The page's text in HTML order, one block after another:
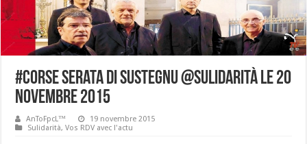
#Corse Serata di sustegnu @Sulidarità le 20
novembre 2015
AnToFpcL™
19 novembre 2015
Sulidarità,Vos RDV avec l'actu